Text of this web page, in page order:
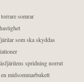
somrar
som ska skyddas
spridning norrut
midsommarbukett